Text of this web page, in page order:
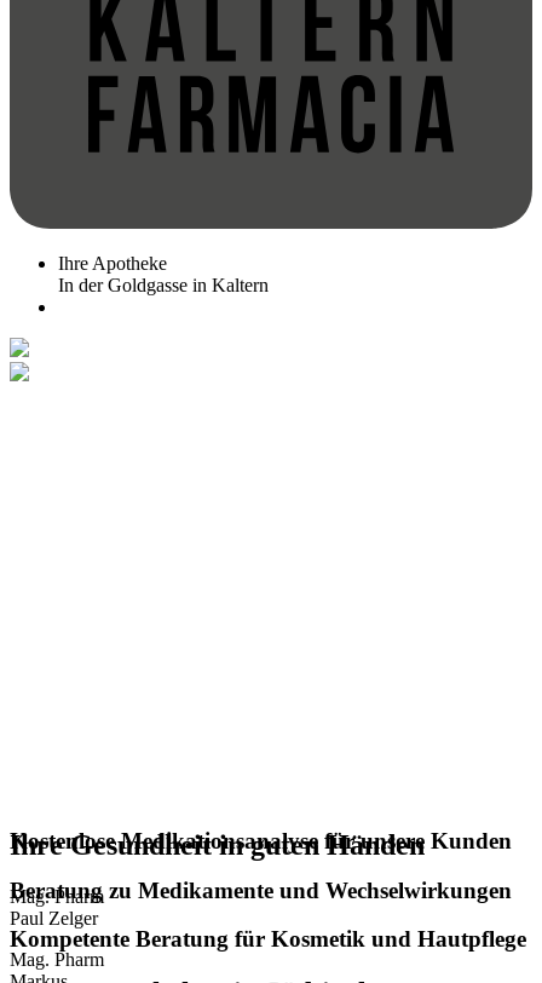
Ihre Apotheke
In der Goldgasse in Kaltern
Ihre Gesundheit in guten Händen
Mag. Pharm
Paul Zelger
Mag. Pharm
Kostenlose Medikationsanalyse für unsere Kunden
Beratung zu Medikamente und Wechselwirkungen
Kompetente Beratung für Kosmetik und Hautpflege